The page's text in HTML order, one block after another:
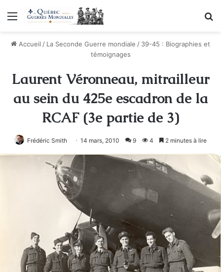
Menu
Accueil / La Seconde Guerre mondiale / 39-45 : Biographies et
témoignages
Laurent Véronneau, mitrailleur
au sein du 425e escadron de la
RCAF (3e partie de 3)
Frédéric Smith 14 mars, 2010 9 4 2 minutes à lire